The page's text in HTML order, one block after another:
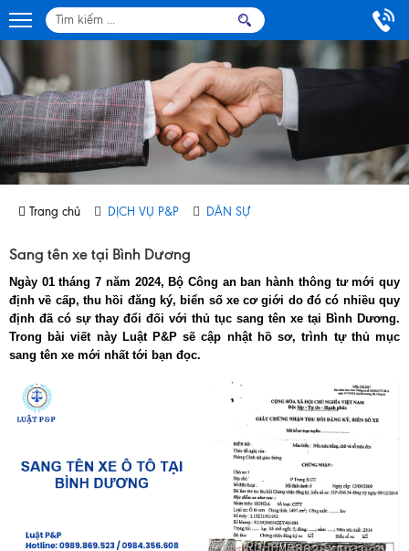
Trang chủ DỊCH VỤ P&P DÂN SỰ
Sang tên xe tại Bình Dương
Ngày 01 tháng 7 năm 2024, Bộ Công an ban hành thông tư mới quy
định về cấp, thu hồi đăng ký, biển số xe cơ giới do đó có nhiều quy
định đã có sự thay đổi đối với thủ tục sang tên xe tại Bình Dương.
Trong bài viết này Luật P&P sẽ cập nhật hồ sơ, trình tự thủ mục
sang tên xe mới nhất tới bạn đọc.